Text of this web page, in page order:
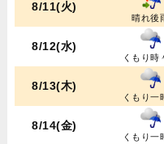
8/11(火)
晴れ後
8/12(水)
くもり時
8/13(木)
くもり一
8/14(金)
くもり一